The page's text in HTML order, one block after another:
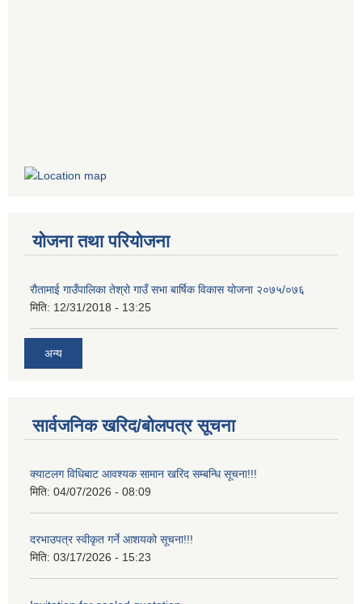
योजना तथा परियोजना
रौतामाई गाउँपालिका तेश्रो गाउँ सभा बार्षिक विकास योजना २०७५/०७६
मिति: 12/31/2018 - 13:25
अन्य
सार्वजनिक खरिद/बोलपत्र सूचना
क्याटलग विधिबाट आवश्यक सामान खरिद सम्बन्धि सूचना!!!
मिति: 04/07/2026 - 08:09
दरभाउपत्र स्वीकृत गर्ने आशयको सूचना!!!
मिति: 03/17/2026 - 15:23